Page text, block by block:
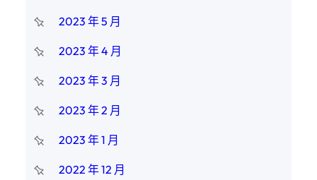
2023 年 5 月
2023 年 4 月
2023 年 3 月
2023 年 2 月
2023 年 1 月
2022 年 12 月